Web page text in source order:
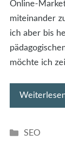
Online-
miteinander
ich aber bis
möchte ich
Kategorien
SEO